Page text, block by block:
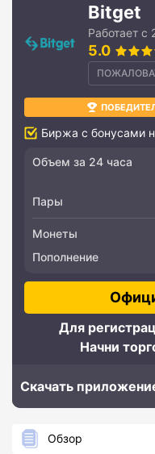
Bitget
Работает с
5.0
Биржа с бонусами
Объем за 24 часа
Пары
Монеты
Пополнение
Для
Начни
Скачать
Обзор